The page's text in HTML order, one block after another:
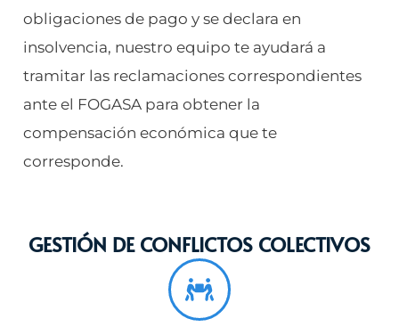
obligaciones de pago y se declara en
insolvencia, nuestro equipo te ayudará a
tramitar las reclamaciones correspondientes
ante el FOGASA para obtener la
compensación económica que te
corresponde.
GESTIÓN DE CONFLICTOS COLECTIVOS